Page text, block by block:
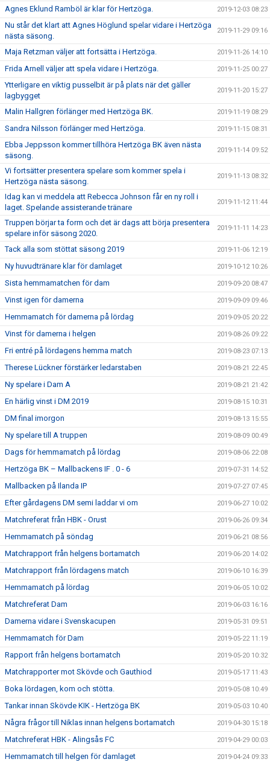
Agnes Eklund Ramböl är klar för Hertzöga. 2019-12-03 08:23
Nu står det klart att Agnes Höglund spelar vidare i Hertzöga
nästa säsong.
2019-11-29 09:16
Maja Retzman väljer att fortsätta i Hertzöga. 2019-11-26 14:10
Frida Arnell väljer att spela vidare i Hertzöga. 2019-11-25 00:27
Ytterligare en viktig pusselbit är på plats när det gäller
lagbygget
2019-11-20 15:27
Malin Hallgren förlänger med Hertzöga BK. 2019-11-19 08:29
Sandra Nilsson förlänger med Hertzöga. 2019-11-15 08:31
Ebba Jeppsson kommer tillhöra Hertzöga BK även nästa
säsong.
2019-11-14 09:52
Vi fortsätter presentera spelare som kommer spela i
Hertzöga nästa säsong.
2019-11-13 08:32
Idag kan vi meddela att Rebecca Johnson får en ny roll i
laget. Spelande assisterande tränare
2019-11-12 11:44
Truppen börjar ta form och det är dags att börja presentera
spelare inför säsong 2020.
2019-11-11 14:23
Tack alla som stöttat säsong 2019 2019-11-06 12:19
Ny huvudtränare klar för damlaget 2019-10-12 10:26
Sista hemmamatchen för dam 2019-09-20 08:47
Vinst igen för damerna 2019-09-09 09:46
Hemmamatch för damerna på lördag 2019-09-05 20:22
Vinst för damerna i helgen 2019-08-26 09:22
Fri entré på lördagens hemma match 2019-08-23 07:13
Therese Lückner förstärker ledarstaben 2019-08-21 22:45
Ny spelare i Dam A 2019-08-21 21:42
En härlig vinst i DM 2019 2019-08-15 10:31
DM final imorgon 2019-08-13 15:55
Ny spelare till A truppen 2019-08-09 00:49
Dags för hemmamatch på lördag 2019-08-06 22:08
Hertzöga BK – Mallbackens IF . 0 - 6 2019-07-31 14:52
Mallbacken på Ilanda IP 2019-07-27 07:45
Efter gårdagens DM semi laddar vi om 2019-06-27 10:02
Matchreferat från HBK - Orust 2019-06-26 09:34
Hemmamatch på söndag 2019-06-21 08:56
Matchrapport från helgens bortamatch 2019-06-20 14:02
Matchrapport från lördagens match 2019-06-10 16:39
Hemmamatch på lördag 2019-06-05 10:02
Matchreferat Dam 2019-06-03 16:16
Damerna vidare i Svenskacupen 2019-05-31 09:51
Hemmamatch för Dam 2019-05-22 11:19
Rapport från helgens bortamatch 2019-05-20 10:32
Matchrapporter mot Skövde och Gauthiod 2019-05-17 11:43
Boka lördagen, kom och stötta. 2019-05-08 10:49
Tankar innan Skövde KIK - Hertzöga BK 2019-05-03 10:40
Några frågor till Niklas innan helgens bortamatch 2019-04-30 15:18
Matchreferat HBK - Alingsås FC 2019-04-29 00:03
Hemmamatch till helgen för damlaget 2019-04-24 09:33